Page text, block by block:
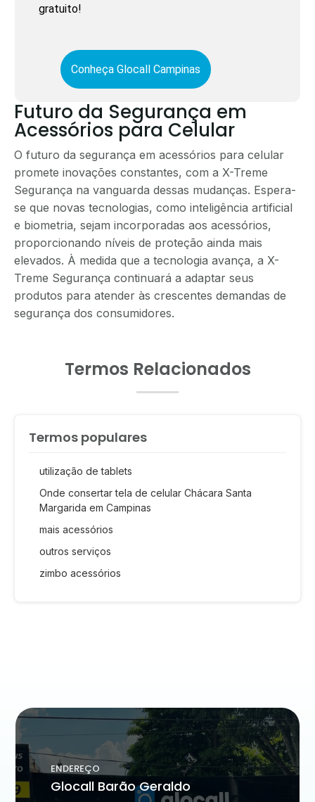
gratuito!
Conheça Glocall Campinas
Futuro da Segurança em
Acessórios para Celular
O futuro da segurança em acessórios para celular
promete inovações constantes, com a X-Treme
Segurança na vanguarda dessas mudanças. Espera-
se que novas tecnologias, como inteligência artificial
e biometria, sejam incorporadas aos acessórios,
proporcionando níveis de proteção ainda mais
elevados. À medida que a tecnologia avança, a X-
Treme Segurança continuará a adaptar seus
produtos para atender às crescentes demandas de
segurança dos consumidores.
Termos Relacionados
Termos populares
utilização de tablets
Onde consertar tela de celular Chácara Santa
Margarida em Campinas
mais acessórios
outros serviços
zimbo acessórios
ENDEREÇO
Glocall Barão Geraldo